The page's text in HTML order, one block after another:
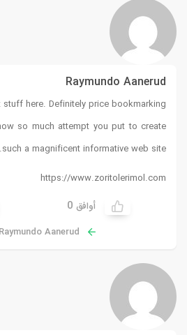
Raymundo Aanerud
stuff here. Definitely price bookmarking
so much attempt you put to create
such a magnificent informative web site.
https://www.zoritolerimol.com
أوافق 0
Raymundo Aanerud الرد على